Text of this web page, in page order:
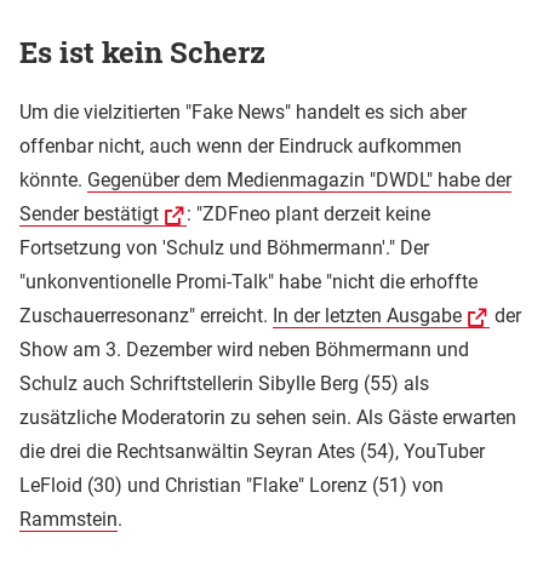
Es ist kein Scherz
Um die vielzitierten "Fake News" handelt es sich aber
offenbar nicht, auch wenn der Eindruck aufkommen
könnte. Gegenüber dem Medienmagazin "DWDL" habe der
Sender bestätigt
: "ZDFneo plant derzeit keine
Fortsetzung von 'Schulz und Böhmermann'." Der
"unkonventionelle Promi-Talk" habe "nicht die erhoffte
Zuschauerresonanz" erreicht. In der letzten Ausgabe
der
Show am 3. Dezember wird neben Böhmermann und
Schulz auch Schriftstellerin Sibylle Berg (55) als
zusätzliche Moderatorin zu sehen sein. Als Gäste erwarten
die drei die Rechtsanwältin Seyran Ates (54), YouTuber
LeFloid (30) und Christian "Flake" Lorenz (51) von
Rammstein.